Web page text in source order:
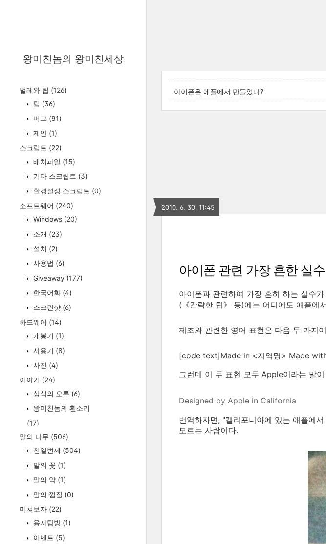
왕미친놈의 왕미친세상
벌레와 팁 (126)
팁 (36)
버그 (81)
제안 (1)
스크립트 (22)
배치파일 (15)
기타 스크립트 (3)
환경설정 스크립트 (0)
소프트웨어 (240)
Windows (20)
소개 (23)
설치 (2)
사용법 (6)
Giveaway (177)
한국어화 (4)
스크린샷 (6)
하드웨어 (14)
개봉기 (1)
사용기 (8)
사진 (4)
이야기 (24)
상식의 오류 (6)
왕미친놈의 흰소리
(17)
말의 나무 (506)
천일번제 (504)
말의 꽃 (1)
말의 약 (1)
말의 껍질 (0)
미쳐보자 (22)
용자탐방 (1)
이벤트 (5)
아이폰은 애플에서 만들었다?
2010. 6. 30. 11:45
아이폰 관련 가장 흔한 실수
아이폰과 관련하여 가장 흔히 하는 실수
(《간략한 팁》 등)에는 어디에도 애플에
제조와 관련한 영어 표현은 다음 두 가지
[code text]Made in <지역명> Made
그런데 이 두 표현 모두 Apple이라는 말
Designed by Apple in California
번역하자면, "캘리포니아에 있는 애플에
모르는 사람이다.